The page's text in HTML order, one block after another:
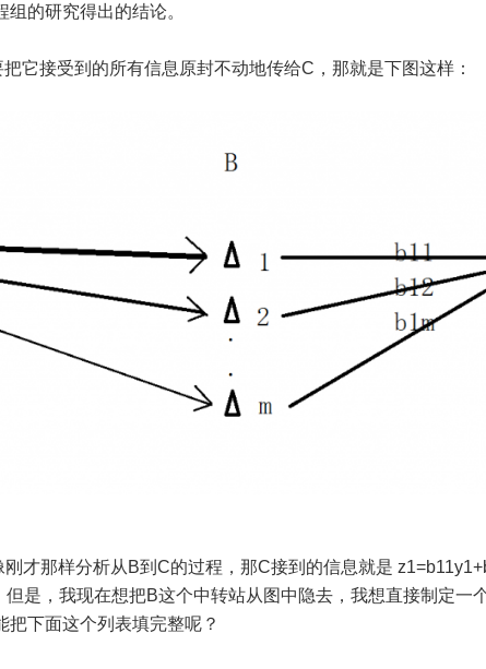
的研究得出的结论。
它接受到的所有信息原封不动地传给C，那就是下图这样：
才那样分析从B到C的过程，那C接到的信息就是
是，我现在想把B这个中转站从图中隐去，我想直接制定一
下面这个列表填完整呢？